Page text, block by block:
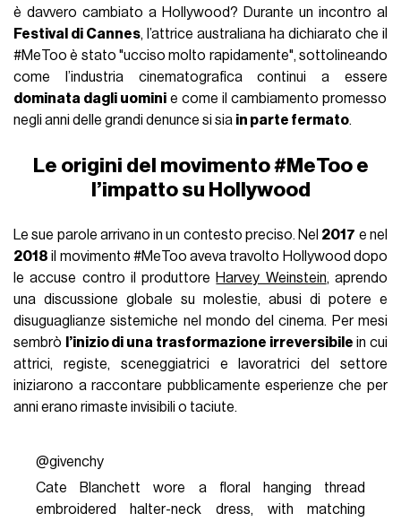
è davvero cambiato a Hollywood? Durante un incontro al
Festival di Cannes, l’attrice australiana ha dichiarato che il
#MeToo è stato "ucciso molto rapidamente", sottolineando
come l’industria cinematografica continui a essere
dominata dagli uomini e come il cambiamento promesso
negli anni delle grandi denunce si sia in parte fermato.
Le origini del movimento #MeToo e
l’impatto su Hollywood
Le sue parole arrivano in un contesto preciso. Nel 2017 e nel
2018 il movimento #MeToo aveva travolto Hollywood dopo
le accuse contro il produttore Harvey Weinstein, aprendo
una discussione globale su molestie, abusi di potere e
disuguaglianze sistemiche nel mondo del cinema. Per mesi
sembrò
l’inizio di una trasformazione irreversibile in cui
attrici, registe, sceneggiatrici e lavoratrici del settore
iniziarono a raccontare pubblicamente esperienze che per
anni erano rimaste invisibili o taciute.
@givenchy
Cate Blanchett wore a floral hanging thread
embroidered halter-neck dress, with matching